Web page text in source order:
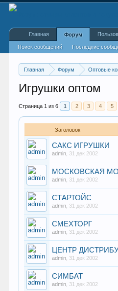
Главная Форум Оптовые
Игрушки оптом
Страница 1 из 6 1 2 3 4 5
Заголовок
САКС ИГРУШКИ
admin 31 дек 2002
МОСКОВСКАЯ
admin 31 дек 2002
СТАРТОЙС
admin 31 дек 2002
СМЕХТОРГ
admin 31 дек 2002
ЦЕНТР
admin 31 дек 2002
СИМБАТ
admin 31 дек 2002
Главная Форум
Поиск сообщений Последние